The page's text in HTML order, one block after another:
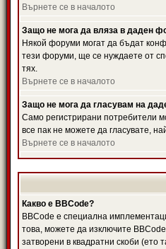
Върнете се в началото
Защо не мога да вляза в даден
Някой форуми могат да бъдат
тези форуми, ще се нуждаете от
тях.
Върнете се в началото
Защо не мога да гласувам на
Само регистрирани потребители
все пак не можете да гласувате,
Върнете се в началото
Какво е BBCode?
BBCode е специална
това, можете да изключите
затворени в квадратни скоби (ето